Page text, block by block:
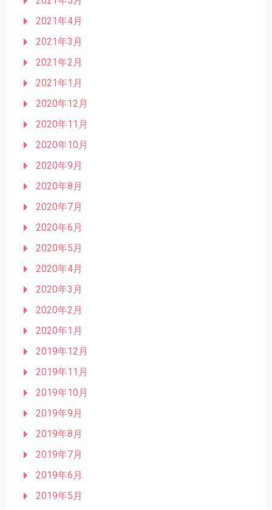
2021年4月
2021年3月
2021年2月
2021年1月
2020年12月
2020年11月
2020年10月
2020年9月
2020年8月
2020年7月
2020年6月
2020年5月
2020年4月
2020年3月
2020年2月
2020年1月
2019年12月
2019年11月
2019年10月
2019年9月
2019年8月
2019年7月
2019年6月
2019年5月